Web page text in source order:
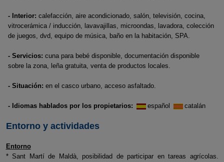
- Interior: calefacción, aire acondicionado, salón, televisión, cocina,
vitrocerámica / inducción, lavavajillas, microondas, lavadora, colección
de juegos, dvd, equipo de música, baño en la habitación, SPA.
- Servicios: cuna para bebé disponible, documentación disponible
sobre la zona, leña gratuita, venta de productos locales.
- Situación: en el casco urbano, acceso asfaltado.
- Idiomas hablados por los propietarios: español catalán
Entorno y actividades
Entorno
* Sant Martí de Maldà, posibilidad de participar en tareas agrícolas.